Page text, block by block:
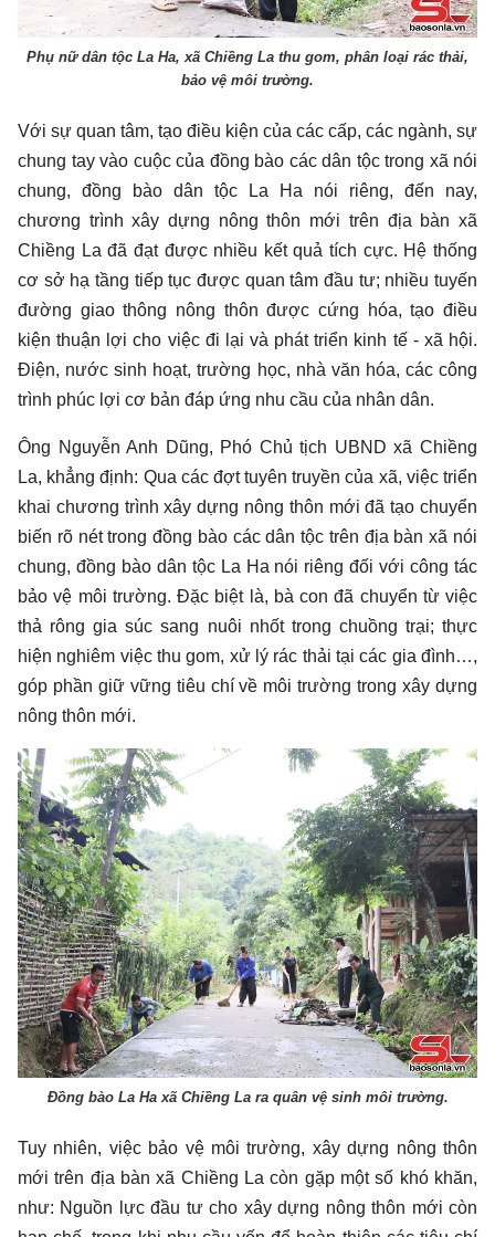
Phụ nữ dân tộc La Ha, xã Chiềng La thu gom, phân loại rác thải,
bảo vệ môi trường.
Với sự quan tâm, tạo điều kiện của các cấp, các ngành, sự
chung tay vào cuộc của đồng bào các dân tộc trong xã nói
chung, đồng bào dân tộc La Ha nói riêng, đến nay,
chương trình xây dựng nông thôn mới trên địa bàn xã
Chiềng La đã đạt được nhiều kết quả tích cực. Hệ thống
cơ sở hạ tầng tiếp tục được quan tâm đầu tư; nhiều tuyến
đường giao thông nông thôn được cứng hóa, tạo điều
kiện thuận lợi cho việc đi lại và phát triển kinh tế - xã hội.
Điện, nước sinh hoạt, trường học, nhà văn hóa, các công
trình phúc lợi cơ bản đáp ứng nhu cầu của nhân dân.
Ông Nguyễn Anh Dũng, Phó Chủ tịch UBND xã Chiềng
La, khẳng định: Qua các đợt tuyên truyền của xã, việc triển
khai chương trình xây dựng nông thôn mới đã tạo chuyển
biến rõ nét trong đồng bào các dân tộc trên địa bàn xã nói
chung, đồng bào dân tộc La Ha nói riêng đối với công tác
bảo vệ môi trường. Đặc biệt là, bà con đã chuyển từ việc
thả rông gia súc sang nuôi nhốt trong chuồng trại; thực
hiện nghiêm việc thu gom, xử lý rác thải tại các gia đình…,
góp phần giữ vững tiêu chí về môi trường trong xây dựng
nông thôn mới.
Đồng bào La Ha xã Chiềng La ra quân vệ sinh môi trường.
Tuy nhiên, việc bảo vệ môi trường, xây dựng nông thôn
mới trên địa bàn xã Chiềng La còn gặp một số khó khăn,
như: Nguồn lực đầu tư cho xây dựng nông thôn mới còn